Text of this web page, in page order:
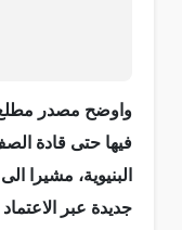
واوضح مصدر
فيها حتى قادة
البنيوية، مشيرا
جديدة عبر